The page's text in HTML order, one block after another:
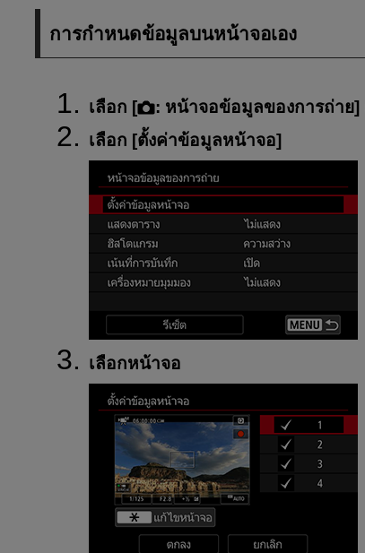
การกำหนดข้อมูลบนหน้าจอเอง
เลือก [ : หน้าจอข้อมูลของการถ่าย]
เลือก [ตั้งค่าข้อมูลหน้าจอ]
เลือกหน้าจอ